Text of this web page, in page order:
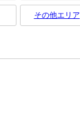
その他エリア